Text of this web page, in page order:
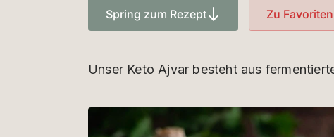
Spring zum Rezept Zu
Unser Keto Ajvar besteht aus